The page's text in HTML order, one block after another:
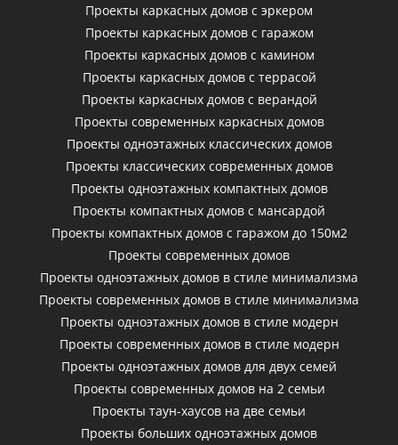
Проекты каркасных домов с эркером
Проекты каркасных домов с гаражом
Проекты каркасных домов с камином
Проекты каркасных домов с террасой
Проекты каркасных домов с верандой
Проекты современных каркасных домов
Проекты одноэтажных классических домов
Проекты классических современных домов
Проекты одноэтажных компактных домов
Проекты компактных домов с мансардой
Проекты компактных домов с гаражом до 150м2
Проекты современных домов
Проекты одноэтажных домов в стиле минимализма
Проекты современных домов в стиле минимализма
Проекты одноэтажных домов в стиле модерн
Проекты современных домов в стиле модерн
Проекты одноэтажных домов для двух семей
Проекты современных домов на 2 семьи
Проекты таун-хаусов на две семьи
Проекты больших одноэтажных домов